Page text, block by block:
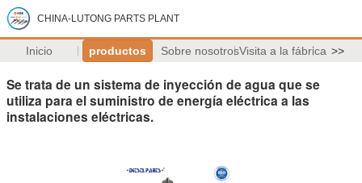
CHINA-LUTONG PARTS PLANT
Inicio productos Sobre nosotrosVisita a la fábrica >>
Se trata de un sistema de inyección de agua que se
utiliza para el suministro de energía eléctrica a las
instalaciones eléctricas.